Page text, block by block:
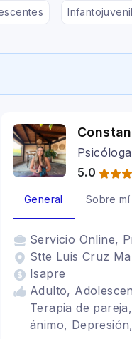
Infantojuvenil
5.0
General Sobre mí
Servicio Online,
Stte Luis Cruz
Isapre
Adulto,
Terapia de
ánimo,